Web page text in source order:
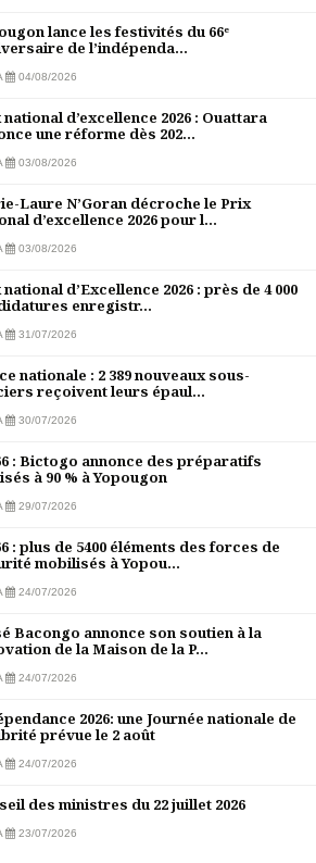
lance les festivités du 66ᵉ
de l’indépenda...
04/08/2026
d’excellence 2026 : Ouattara
une réforme dès 202...
03/08/2026
Laure N’Goran décroche le Prix
d’excellence 2026 pour l...
03/08/2026
d’Excellence 2026 : près de 4 000
enregistr...
31/07/2026
nationale : 2 389 nouveaux sous-
reçoivent leurs épaul...
30/07/2026
: Bictogo annonce des préparatifs
à 90 % à Yopougon
29/07/2026
: plus de 5400 éléments des forces de
mobilisés à Yopou...
24/07/2026
Bacongo annonce son soutien à la
de la Maison de la P...
24/07/2026
2026: une Journée nationale de
prévue le 2 août
24/07/2026
des ministres du 22 juillet 2026
23/07/2026